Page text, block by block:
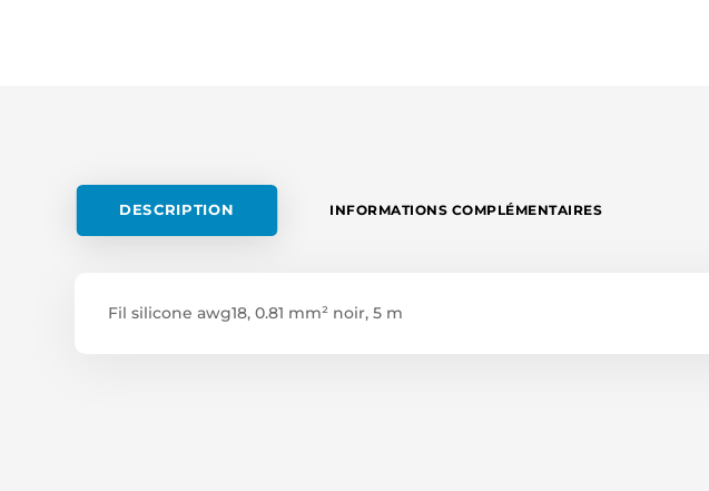
DESCRIPTION INFORMATIONS COMPLÉMENTAIRES
Fil silicone awg18, 0.81 mm² noir, 5 m